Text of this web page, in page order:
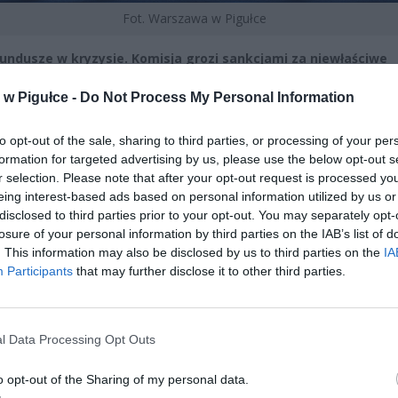
Pigułce - Do Not Process My Personal Information
opt-out of the sale, sharing to third parties, or processing of your
for targeted advertising by us, please use the below opt-out
selection. Please note that after your opt-out request is processed
interest-based ads based on personal information utilized by us
to third parties prior to your opt-out. You may separately
of your personal information by third parties on the IAB’s list of
This information may also be disclosed by us to third parties on the
Participants that may further disclose it to other third parties.
Data Processing Opt Outs
opt-out of the Sharing of my personal data.
Fot. Warszawa w Pigułce
w kryzysie. Komisja grozi sankcjami za niewłaściwe
obywatel Ukrainy zaatakował zakonnicę i zerwał jej
nastąpił zwrot w sprawie
2026 15:40
3600 zł miesięcznie zamiast 800+. Nowa propozycja dla
dzieci do 3. roku życia
2026 19:29